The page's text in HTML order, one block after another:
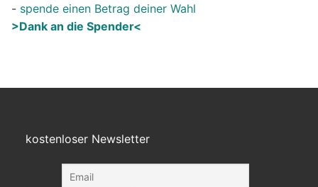
- spende einen Betrag deiner Wahl
>Dank an die Spender<
kostenloser Newsletter